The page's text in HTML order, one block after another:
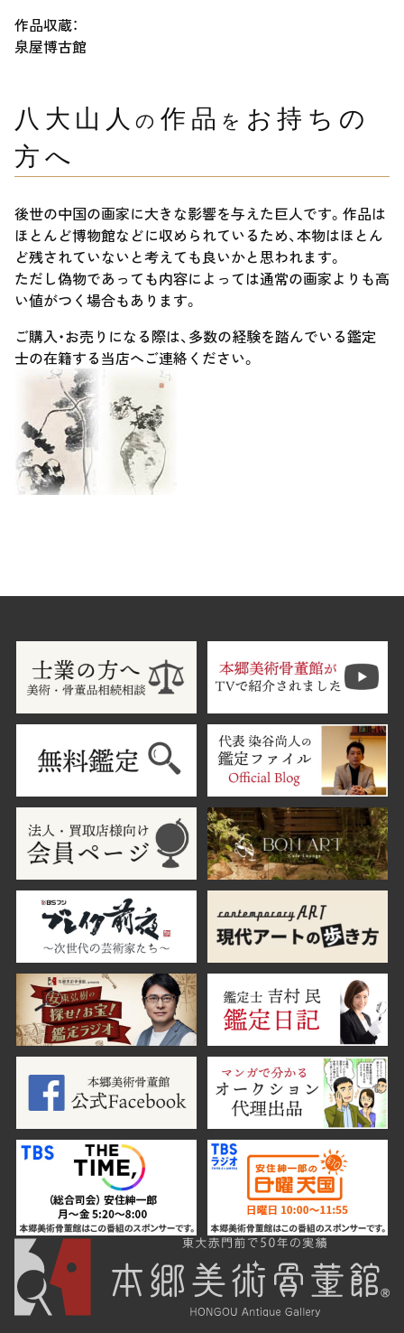
作品収蔵：
泉屋博古館
八大山人の作品 を お持ちの
方へ
後世の中国の画家に大きな影響を与えた巨人です。作品は
ほとんど博物館などに収められているため、本物はほとん
ど残されていないと考えても良いかと思われます。
ただし偽物であっても内容によっては通常の画家よりも高
い値がつく場合もあります。
ご購入・お売りになる際は、多数の経験を踏んでいる鑑定
士の在籍する当店へご連絡ください。